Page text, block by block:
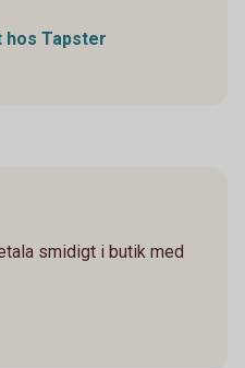
hos Tapster
smidigt i butik med